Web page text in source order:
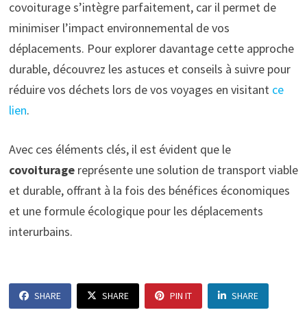
covoiturage s’intègre parfaitement, car il permet de
minimiser l’impact environnemental de vos
déplacements. Pour explorer davantage cette approche
durable, découvrez les astuces et conseils à suivre pour
réduire vos déchets lors de vos voyages en visitant ce
lien.
Avec ces éléments clés, il est évident que le
covoituragereprésente une solution de transport viable
et durable, offrant à la fois des bénéfices économiques
et une formule écologique pour les déplacements
interurbains.
SHARE SHARE PIN IT SHARE